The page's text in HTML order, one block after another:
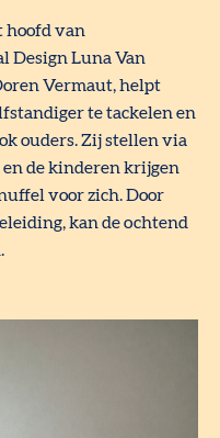
hoofd van
Design Luna Van
Vermaut, helpt
te tackelen en
ouders. Zij stellen via
en de kinderen krijgen
voor zich. Door
kan de ochtend